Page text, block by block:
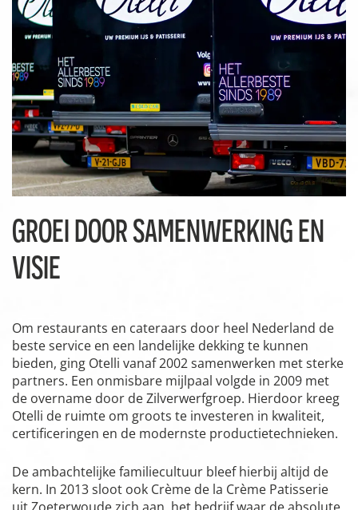
GROEI DOOR SAMENWERKING EN
VISIE
Om restaurants en cateraars door heel Nederland de
beste service en een landelijke dekking te kunnen
bieden, ging Otelli vanaf 2002 samenwerken met sterke
partners. Een onmisbare mijlpaal volgde in 2009 met
de overname door de Zilverwerfgroep. Hierdoor kreeg
Otelli de ruimte om groots te investeren in kwaliteit,
certificeringen en de modernste productietechnieken.
De ambachtelijke familiecultuur bleef hierbij altijd de
kern. In 2013 sloot ook Crème de la Crème Patisserie